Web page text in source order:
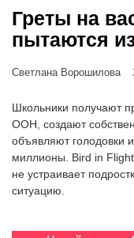
Греты на
пытаются
Светлана Ворошилова
Школьники получают
ООН, создают
объявляют голодовки
миллионы. Bird in
не устраивает
ситуацию.